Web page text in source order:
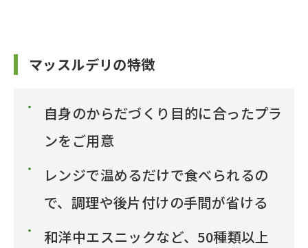
マッスルデリの特徴
自身のからだづくり目的に合ったプラ
ンをご用意
レンジで温めるだけで食べられるの
で、調理や後片付けの手間が省ける
和洋中エスニックなど、50種類以上